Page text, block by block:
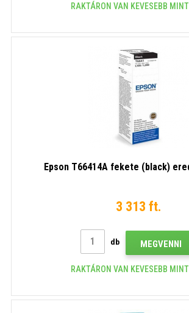
RAKTÁRON VAN KEVESEBB
Epson T66414A fekete (black)
3 313 ft.
db MEGVENNI
RAKTÁRON VAN KEVESEBB